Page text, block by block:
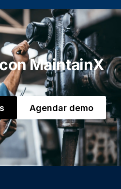
MaintainX
Agendar demo